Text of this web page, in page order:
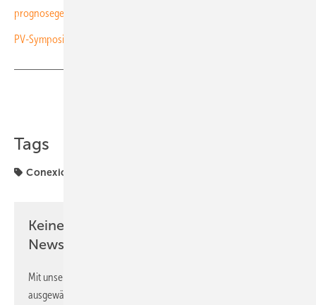
prognosegestützte Steuerungen“
PV-Symposium startet mit selbstbewusster Bilanz
Tags
Conexio
Keine Zeit? Kein Problem mit dem PV
Newsletter!
Mit unserem Newsletter erhalten Sie regelmäßig von uns
ausgewählte Informationen und Neuigkeiten, gebündelt und